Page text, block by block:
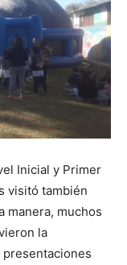
Inicial y Primer
visitó también
manera, muchos
la